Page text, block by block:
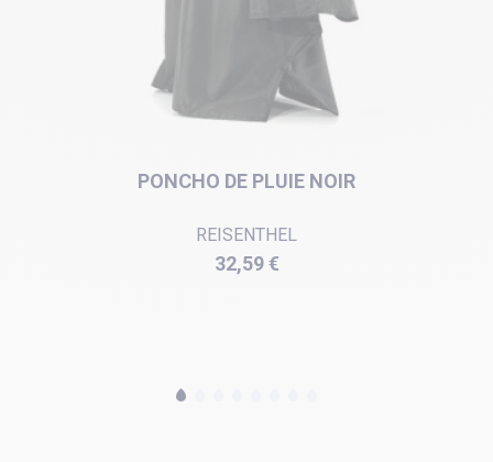
PONCHO DE PLUIE NOIR
REISENTHEL
Prix
32,59 €